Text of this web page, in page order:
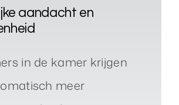
aandacht en
in de kamer krijgen
meer